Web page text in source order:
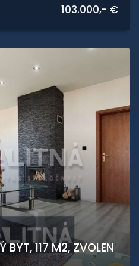
103.000,- €
BYT, 117 M2, ZVOLEN